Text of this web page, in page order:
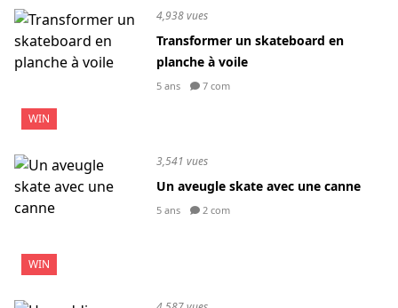
WIN
4,938 vues
Transformer un skateboard en
planche à voile
5 ans 7 com
WIN
3,541 vues
Un aveugle skate avec une canne
5 ans 2 com